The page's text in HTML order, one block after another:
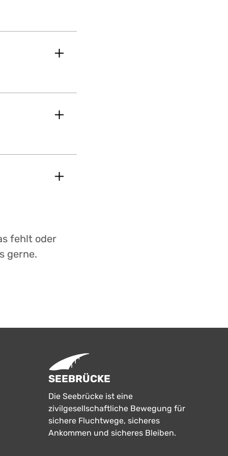
fehlt oder
gerne.
SEEBRÜCKE
Die Seebrücke ist eine
zivilgesellschaftliche Bewegung für
sichere Fluchtwege, sicheres
Ankommen und sicheres Bleiben.